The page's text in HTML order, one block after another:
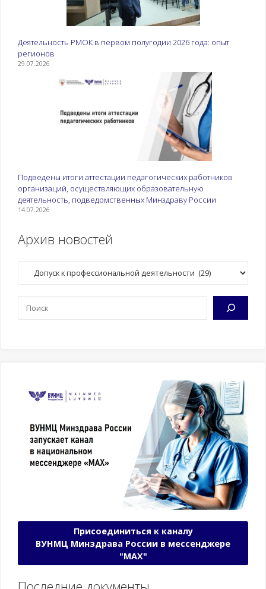
Деятельность РМОК в первом полугодии 2026 года: опыт
регионов
29.07.2026
Подведены итоги аттестации педагогических работников
организаций, осуществляющих образовательную
деятельность, подведомственных Минздраву России
14.07.2026
Архив новостей
Присоединиться к каналу
ВУНМЦ Минздрава России в мессенджере
"МАХ"